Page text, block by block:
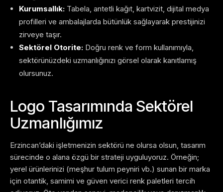
Kurumsallık: Tabela, antetli kağıt, kartvizit, dijital medya
profilleri ve ambalajlarda bütünlük sağlayarak prestijinizi
zirveye taşır.
Sektörel Otorite: Doğru renk ve form kullanımıyla,
sektörünüzdeki uzmanlığınızı görsel olarak kanıtlamış
olursunuz.
Logo Tasarımında Sektörel
Uzmanlığımız
Erzincan’daki işletmenizin sektörü ne olursa olsun, tasarım
sürecinde o alana özgü bir strateji uyguluyoruz. Örneğin;
yerel ürünlerinizi (meşhur tulum peyniri vb.) sunan bir marka
için otantik, samimi ve güven verici renk paletleri tercih